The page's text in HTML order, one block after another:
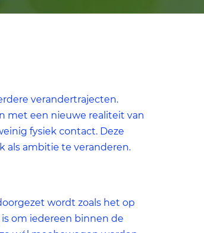
verandertrajecten.
met een nieuwe realiteit van
fysiek contact. Deze
als ambitie te veranderen.
wordt zoals het op
om iedereen binnen de